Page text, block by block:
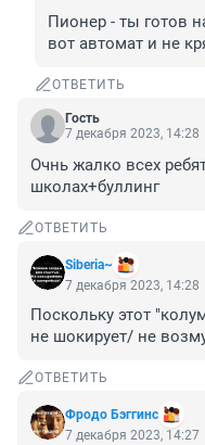
Пионер - ты готов
вот автомат и не
ОТВЕТИТЬ
Гость
7 декабря 2023, 14:28
Очнь жалко всех
школах+буллинг
ОТВЕТИТЬ
Siberia~
7 декабря 2023, 14:28
Поскольку этот
не шокирует/ не
ОТВЕТИТЬ
Фродо Бэггинс
7 декабря 2023, 14:27